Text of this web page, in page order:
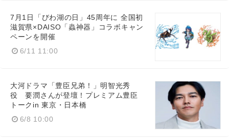
7月1日「びわ湖の日」45周年に 全国初
滋賀県×DAISO「蟲神器」コラボキャン
ペーンを開催
6/11 11:00
大河ドラマ「豊臣兄弟！」明智光秀
役 要潤さんが登壇！プレミアム豊臣
トークin 東京・日本橋
6/8 10:00